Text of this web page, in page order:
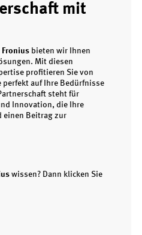
mit
Froniusbieten wir Ihnen
Mit diesen
profitieren Sie von
auf Ihre Bedürfnisse
steht für
Innovation, die Ihre
einen Beitrag zur
wissen? Dann klicken Sie